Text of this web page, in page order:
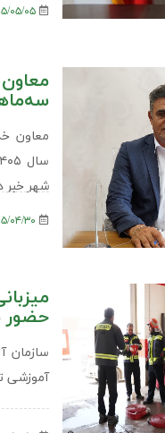
۱۴۰۵/۰۵/۰۵
سه‌ماهه
معاون
شهر خبر
آموزشی